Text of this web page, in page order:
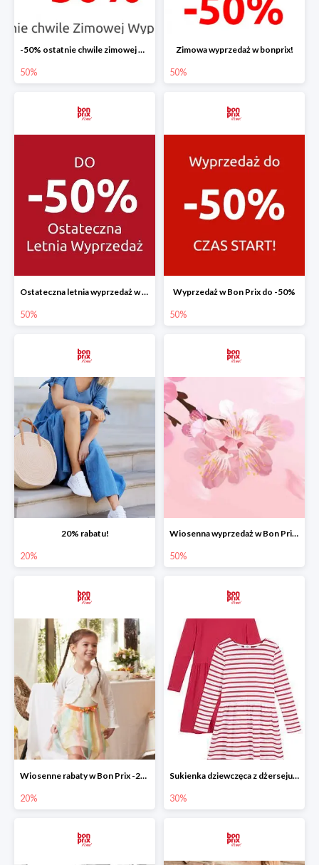
-50% ostatnie chwile zimowej wyprzedaży
50%
Zimowa wyprzedaż w bonprix!
50%
Ostateczna letnia wyprzedaż w Bon Prix do -50%
50%
Wyprzedaż w Bon Prix do -50%
50%
20% rabatu!
20%
Wiosenna wyprzedaż w Bon Prix do -50%
50%
Wiosenne rabaty w Bon Prix -20%
20%
Sukienka dziewczęca z dżerseju -30%
30%